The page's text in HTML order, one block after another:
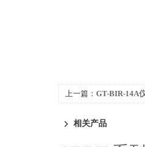
上一篇： GT-BIR-14A
相关产品